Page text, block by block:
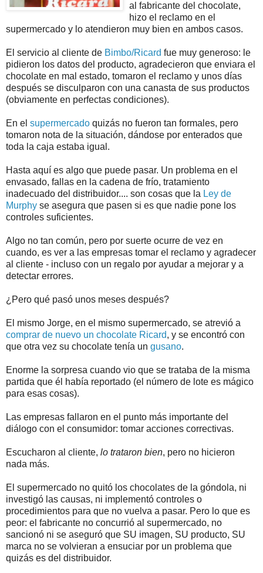
al fabricante del chocolate,
hizo el reclamo en el
supermercado y lo atendieron muy bien en ambos casos.
El servicio al cliente de Bimbo/Ricard fue muy generoso: le
pidieron los datos del producto, agradecieron que enviara el
chocolate en mal estado, tomaron el reclamo y unos días
después se disculparon con una canasta de sus productos
(obviamente en perfectas condiciones).
En el supermercado quizás no fueron tan formales, pero
tomaron nota de la situación, dándose por enterados que
toda la caja estaba igual.
Hasta aquí es algo que puede pasar. Un problema en el
envasado, fallas en la cadena de frío, tratamiento
inadecuado del distribuidor.... son cosas que la Ley de
Murphy se asegura que pasen si es que nadie pone los
controles suficientes.
Algo no tan común, pero por suerte ocurre de vez en
cuando, es ver a las empresas tomar el reclamo y agradecer
al cliente - incluso con un regalo por ayudar a mejorar y a
detectar errores.
¿Pero qué pasó unos meses después?
El mismo Jorge, en el mismo supermercado, se atrevió a
comprar de nuevo un chocolate Ricard, y se encontró con
que otra vez su chocolate tenía un gusano.
Enorme la sorpresa cuando vio que se trataba de la misma
partida que él había reportado (el número de lote es mágico
para esas cosas).
Las empresas fallaron en el punto más importante del
diálogo con el consumidor: tomar acciones correctivas.
Escucharon al cliente, lo trataron bien, pero no hicieron
nada más.
El supermercado no quitó los chocolates de la góndola, ni
investigó las causas, ni implementó controles o
procedimientos para que no vuelva a pasar. Pero lo que es
peor: el fabricante no concurrió al supermercado, no
sancionó ni se aseguró que SU imagen, SU producto, SU
marca no se volvieran a ensuciar por un problema que
quizás es del distribuidor.